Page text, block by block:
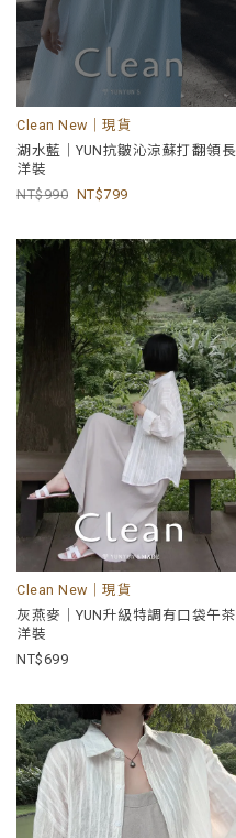
Clean New｜現貨
湖水藍｜YUN抗皺沁涼蘇打翻領長
洋裝
990
799
Clean New｜現貨
灰燕麥｜YUN升級特調有口袋午茶
洋裝
699